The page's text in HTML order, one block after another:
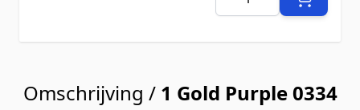
Omschrijving / 1 Gold Purple 0334